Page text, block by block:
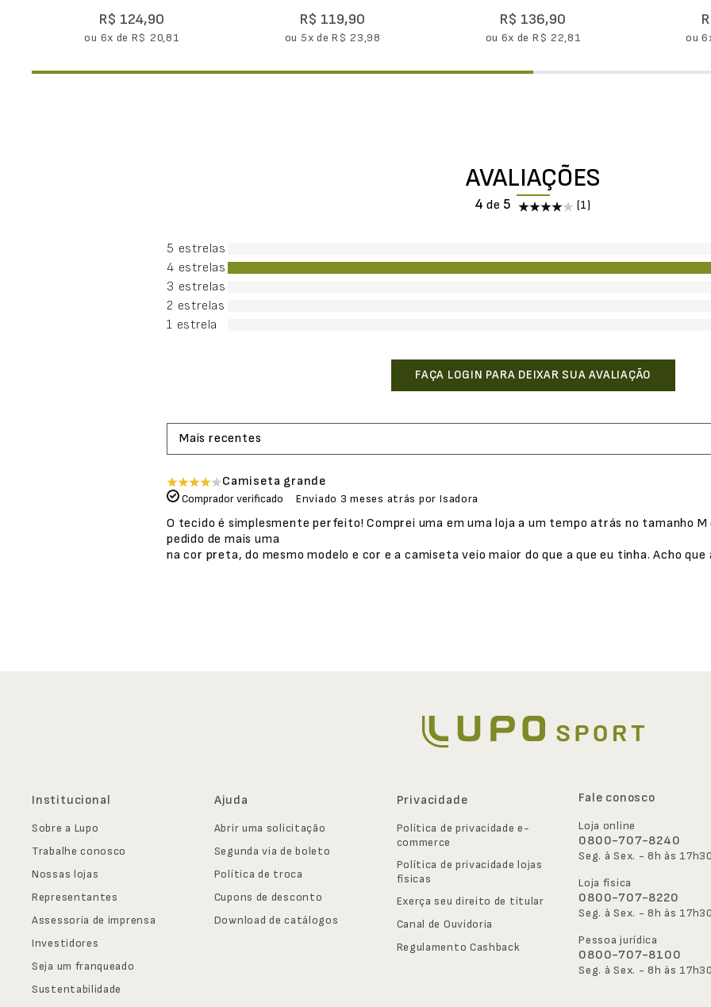
R$ 124,90
ou 6x de R$ 20,81
R$ 119,90
ou 5x deR$ 23,98
R$ 136,90
ou 6x de R$ 22,81 ou6
AVALIAÇÕES
4 (1)
5 estrelas
4 estrelas
3 estrelas
2 estrelas
1 estrela
Mais recentes
Camiseta grande
Comprador verificado Enviado 3 meses atrás por Isadora
O tecido é simplesmente perfeito! Comprei uma em uma loja a um tempo atrás no tamanho
pedido de mais uma
na cor preta, do mesmo modelo e cor e a camiseta veio maior do que a que eu tinha. Acho
Institucional
Sobre a Lupo
Trabalhe conosco
Nossas lojas
Representantes
Assessoria de imprensa
Investidores
Seja um franqueado
Sustentabilidade
Ajuda
Abrir uma solicitação
Segunda via de boleto
Política de troca
Cupons de desconto
Download de catálogos
Privacidade
Política de privacidade e-
commerce
Política de privacidade lojas
físicas
Exerça seu direito de titular
Canal de Ouvidoria
Regulamento Cashback
Fale conosco
Loja online
0800-707-8240
Seg. à Sex. - 8h às 17h30
Loja física
0800-707-8220
Seg. à Sex. - 8h às 17h30
Pessoa jurídica
0800-707-8100
Seg. à Sex. - 8h às 17h30